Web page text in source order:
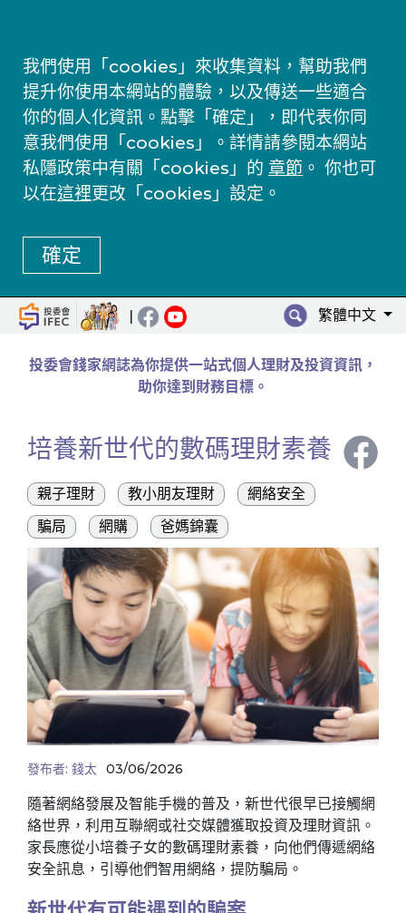
我們使用「cookies」來收集資料，幫助我們
提升你使用本網站的體驗，以及傳送一些適合
你的個人化資訊。點擊「確定」，即代表你同
意我們使用「cookies」。詳情請參閱本網站
私隱政策中有關「cookies」的 章節 。 你也可
以在這裡更改「cookies」設定。
確定
| 繁體中文
投委會錢家網誌為你提供一站式個人理財及投資資訊，
助你達到財務目標。
培養新世代的數碼理財素養
親子理財 教小朋友理財
網絡安全
騙局
網購 爸媽錦囊
發布者: 錢太 03/06/2026
隨著網絡發展及智能手機的普及，新世代很早已接觸網
絡世界，利用互聯網或社交媒體獲取投資及理財資訊。
家長應從小培養子女的數碼理財素養，向他們傳遞網絡
安全訊息，引導他們智用網絡，提防騙局。